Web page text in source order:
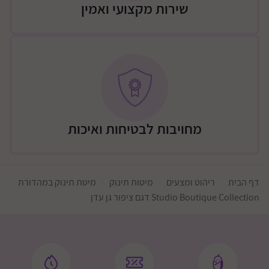
וצפונית לו, ללא ישובים מרוחקים מהכביש
מזרחית לירושלים- עד מעלה אדומים
צפונית לירושלים- עד כביש 443
כביש 55 מערבית לקרני שומרון
ותאום טלפוני)
שירות מקצועי ואמין
מחויבות לבטיחות ואיכות
דף הבית ריהוט ומצעים מיטות תינוק
מיטת תינוק במהדורת
Studio Boutique Collection דגם ציפור גן עדן